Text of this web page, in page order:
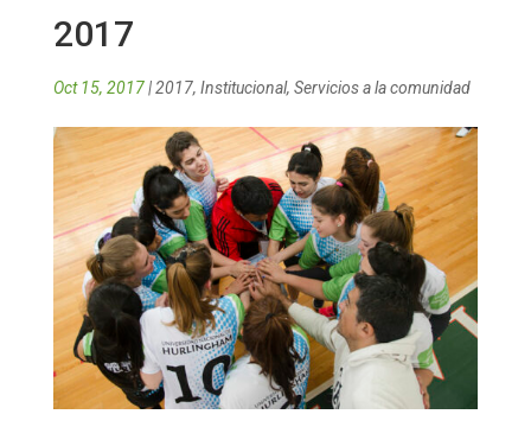
2017
Oct 15, 2017|2017, Institucional, Servicios a la comunidad